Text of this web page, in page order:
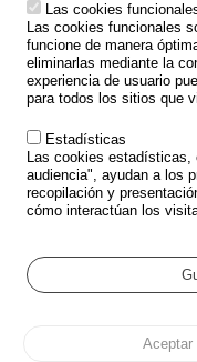
TRATAMIENTO DE
ACCIDENTES DE
ESTUDIOS
CONVOCATORIA DE
POLÍTICA DE SEGURIDAD
Outils
EVENTOS
GLOSARIO
Cookie settings
Las cookies
Las cookies funcionales
funcione de manera
eliminarlas mediante la
experiencia de usuario
para todos los sitios que
Estadísticas
Las cookies estadísticas,
audiencia", ayudan a los
recopilación y
cómo interactúan los